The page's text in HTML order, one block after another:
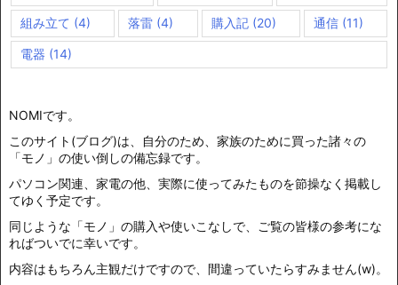
組み立て (4) 落雷 (4) 購入記(20) 通信(11)
電器 (14)
NOMIです。
このサイト(ブログ)は、自分のため、家族のために買った諸々の
「モノ」の使い倒しの備忘録です。
パソコン関連、家電の他、実際に使ってみたものを節操なく掲載し
てゆく予定です。
同じような「モノ」の購入や使いこなしで、ご覧の皆様の参考にな
ればついでに幸いです。
内容はもちろん主観だけですので、間違っていたらすみません(w)。